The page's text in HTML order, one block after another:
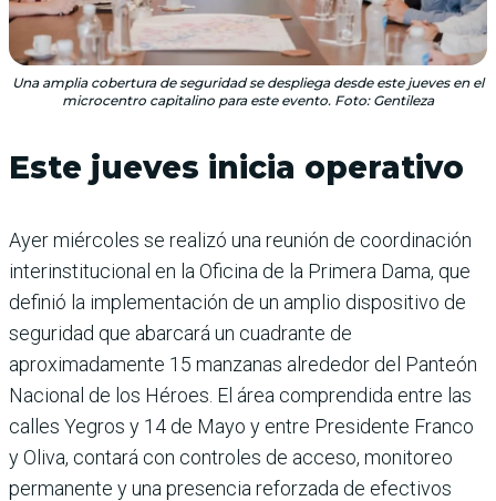
Una amplia cobertura de seguridad se despliega desde este jueves en el
microcentro capitalino para este evento. Foto: Gentileza
Este jueves inicia operativo
Ayer miércoles se realizó una reunión de coordinación
interinstitucional en la Oficina de la Primera Dama, que
definió la implementación de un amplio dispositivo de
seguridad que abarcará un cuadrante de
aproximadamente 15 manzanas alrededor del Panteón
Nacional de los Héroes. El área comprendida entre las
calles Yegros y 14 de Mayo y entre Presidente Franco
y Oliva, contará con controles de acceso, monitoreo
permanente y una presencia reforzada de efectivos